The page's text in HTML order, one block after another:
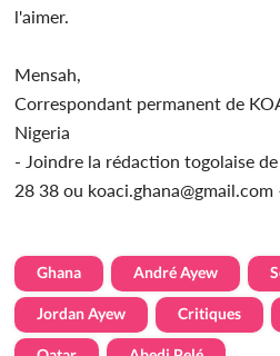
l'aimer.
Mensah,
Correspondant permanent de
Nigeria
- Joindre la rédaction togolaise
28 38 ou koaci.ghana@gmail.com
Ghana André Ayew
Jordan Ayew Critiques